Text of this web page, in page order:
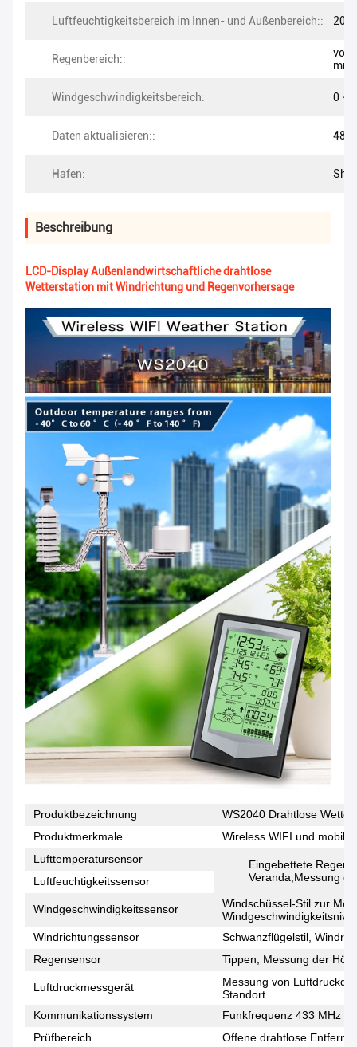
Luftfeuchtigkeitsbereich im Innen- und Außenbereich:: 20%
Regenbereich::
von
mm
Windgeschwindigkeitsbereich: 0 ~
Daten aktualisieren:: 48er
Hafen:
Beschreibung
LCD-Display Außenlandwirtschaftliche drahtlose
Wetterstation mit Windrichtung und Regenvorhersage
Produktbezeichnung
WS2040 Drahtlose
Produktmerkmale
Wireless WIFI und mobile
Lufttemperatursensor
Eingebettete
Veranda,Messung
Luftfeuchtigkeitssensor
Windgeschwindigkeitssensor
Windschüssel-Stil zur
Windrichtungssensor
Schwanzflügelstil,
Regensensor
Tippen, Messung der
Luftdruckmessgerät
Messung von
Standort
Kommunikationssystem
Funkfrequenz 433 MHz
Prüfbereich
Offene drahtlose